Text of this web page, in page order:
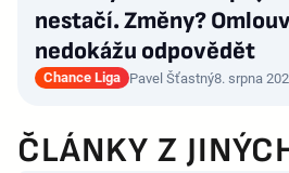
nestačí. Změny?
nedokážu odpovědět
Chance Liga Pavel Šťastný8. srpna
ČLÁNKY Z